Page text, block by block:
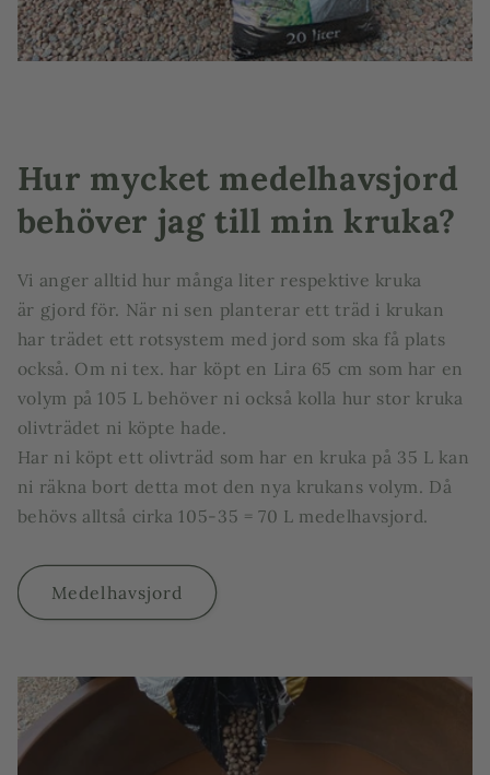
Hur mycket medelhavsjord
behöver jag till min kruka?
Vi anger alltid hur många liter respektive kruka
är gjord för. När ni sen planterar ett träd i krukan
har trädet ett rotsystem med jord som ska få plats
också. Om ni tex. har köpt en Lira 65 cm som har en
volym på 105 L behöver ni också kolla hur stor kruka
olivträdet ni köpte hade.
Har ni köpt ett olivträd som har en kruka på 35 L kan
ni räkna bort detta mot den nya krukans volym. Då
behövs alltså cirka 105-35 = 70 L medelhavsjord.
Medelhavsjord